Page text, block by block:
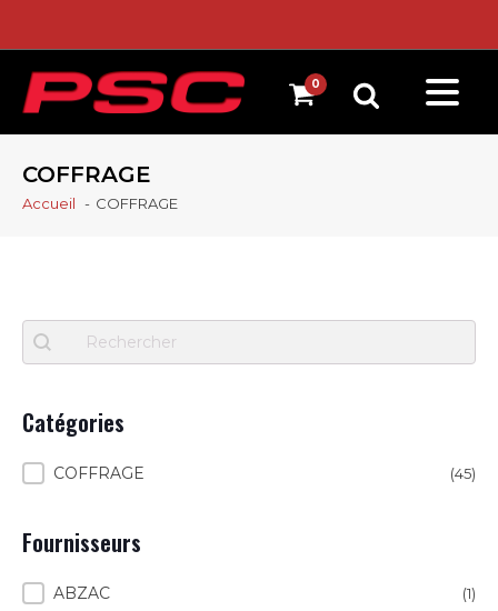
COFFRAGE
Accueil COFFRAGE
Recherche
Search content
Catégories
Catégories
COFFRAGE (45)
Fournisseurs
Fournisseurs
ABZAC (1)